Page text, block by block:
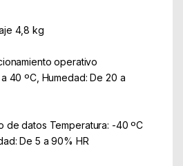
4,8 kg
operativo
40 ºC, Humedad: De 20 a
de datos Temperatura: -40 ºC
De 5 a 90% HR